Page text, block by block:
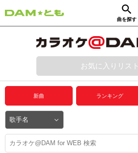
曲を探す
動画からさがす
ログイン
プレミアムサービス
DAM★とも動画
DAM★とも録音
お気に入りリスト
新曲 ランキング